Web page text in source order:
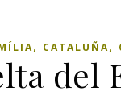
, CATALUÑA,
del